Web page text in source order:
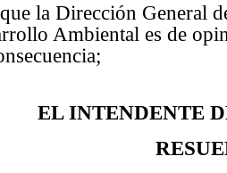
la Dirección General
Ambiental es de
EL INTENDENTE